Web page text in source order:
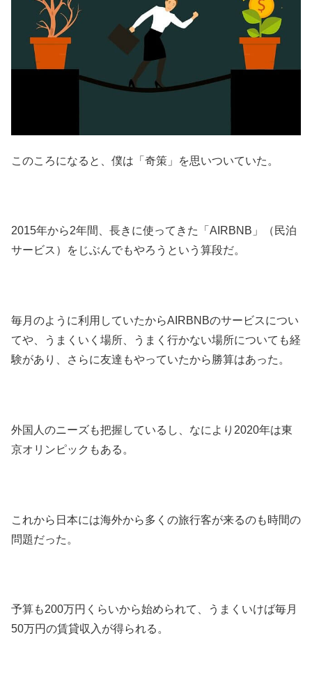
このころになると、僕は「奇策」を思いついていた。
2015年から2年間、長きに使ってきた「AIRBNB」（民泊
サービス）をじぶんでもやろうという算段だ。
毎月のように利用していたからAIRBNBのサービスについ
てや、うまくいく場所、うまく行かない場所についても経
験があり、さらに友達もやっていたから勝算はあった。
外国人のニーズも把握しているし、なにより2020年は東
京オリンピックもある。
これから日本には海外から多くの旅行客が来るのも時間の
問題だった。
予算も200万円くらいから始められて、うまくいけば毎月
50万円の賃貸収入が得られる。